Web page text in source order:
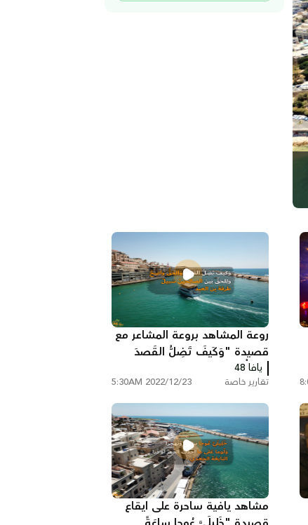
روعة المشاهد بروعة المشاعر مع
قصيدة "وَكَيفَ تَضِلُّ القَصدَ
وَالحَقُّ واضِحٌ"
يافا 48
تقارير خاصة 2022/12/23 5:30AM
مشاهد يافية ساحرة على ايقاع